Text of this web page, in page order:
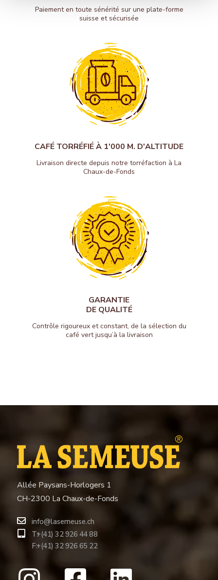
Paiement en toute sénérité sur une plate-forme
suisse et sécurisée
CAFÉ TORRÉFIÉ À 1'000 M. D'ALTITUDE
Livraison directe depuis notre torréfaction à La
Chaux-de-Fonds
GARANTIE
DE QUALITÉ
Contrôle rigoureux et constant, de la sélection du
café vert jusqu’à la livraison
Allée Paysans-Horlogers 1
CH-2300 La Chaux-de-Fonds
info@lasemeuse.ch
T:
F:
+(41) 32 926 44 88
+(41) 32 926 65 22